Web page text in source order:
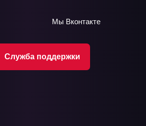
Служба поддержки
Мы Вконтакте